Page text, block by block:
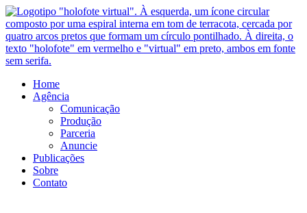
Ir
para
o
conteúdo
Home
Agência
Comunicação
Produção
Parceria
Anuncie
Publicações
Sobre
Contato